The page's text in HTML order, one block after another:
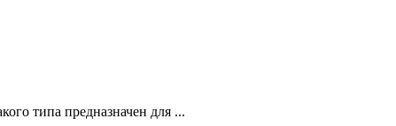
типа предназначен для ...